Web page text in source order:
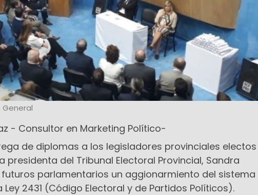
- Consultor en Marketing Político-
de diplomas a los legisladores provinciales electos
presidenta del Tribunal Electoral Provincial, Sandra
futuros parlamentarios un aggionarmiento del sistema
2431 (Código Electoral y de Partidos Políticos).